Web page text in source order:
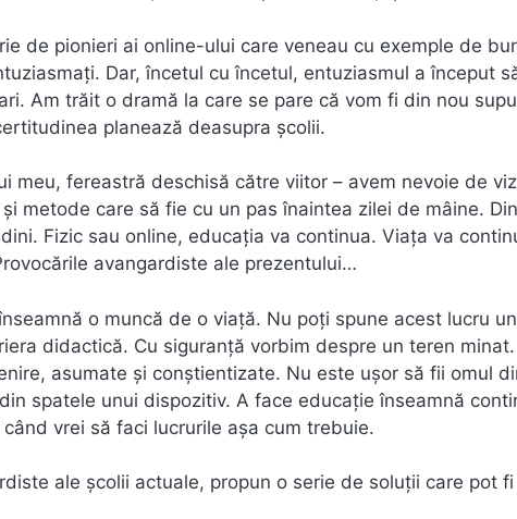
de pionieri ai online-ului care veneau cu exemple de
Dar, încetul cu încetul, entuziasmul a început
Am trăit o dramă la care se pare că vom fi din nou
planează deasupra școlii.
meu, fereastră deschisă către viitor – avem nevoie de
metode care să fie cu un pas înaintea zilei de mâine.
Fizic sau online, educația va continua. Viața va
avangardiste ale prezentului…
o muncă de o viață. Nu poți spune acest lucru
didactică. Cu siguranță vorbim despre un teren
asumate și conștientizate. Nu este ușor să fii omul
spatele unui dispozitiv. A face educație înseamnă
vrei să faci lucrurile așa cum trebuie.
ale școlii actuale, propun o serie de soluții care pot